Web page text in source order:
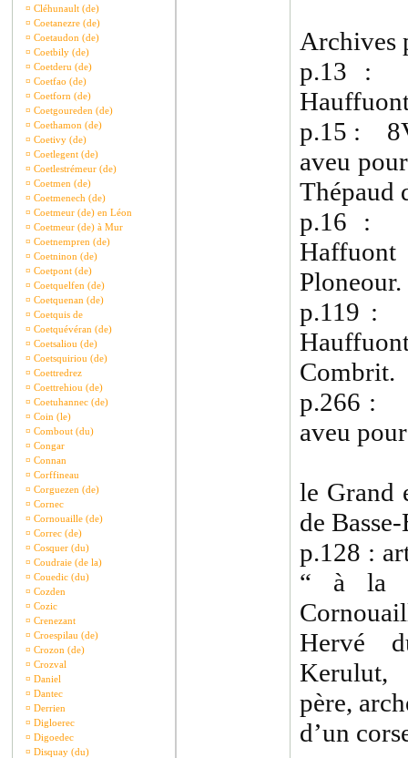
¤ Cléhunault (de)
¤ Coetanezre (de)
¤ Coetaudon (de)
¤ Coetbily (de)
¤ Coetderu (de)
¤ Coetfao (de)
¤ Coetforn (de)
¤ Coetgoureden (de)
¤ Coethamon (de)
¤ Coetivy (de)
¤ Coetlegent (de)
¤ Coetlestrémeur (de)
¤ Coetmen (de)
¤ Coetmenech (de)
¤ Coetmeur (de) en Léon
¤ Coetmeur (de) à Mur
¤ Coetnempren (de)
¤ Coetninon (de)
¤ Coetpont (de)
¤ Coetquelfen (de)
¤ Coetquenan (de)
¤ Coetquis de
¤ Coetquévéran (de)
¤ Coetsaliou (de)
¤ Coetsquiriou (de)
¤ Coettredrez
¤ Coettrehiou (de)
¤ Coetuhannec (de)
¤ Coin (le)
¤ Combout (du)
¤ Congar
¤ Connan
¤ Corffineau
¤ Corguezen (de)
¤ Cornec
¤ Cornouaille (de)
¤ Correc (de)
¤ Cosquer (du)
¤ Coudraie (de la)
¤ Couedic (du)
¤ Cozden
¤ Cozic
¤ Crenezant
¤ Croespilau (de)
¤ Crozon (de)
¤ Crozval
¤ Daniel
¤ Dantec
¤ Derrien
¤ Digloerec
¤ Digoedec
¤ Disquay (du)
Archives
p.13 :
p.15 :
aveu
Thépaud
p.16 :
Ploneour.
p.119 :
Combrit.
p.266 :
aveu
le Grand
de
p.128 :
“ à la
Hervé
Kerulut,
père,
d’un